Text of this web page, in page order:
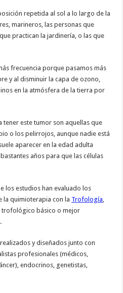
repetida al sol a lo largo de la
marineros, las personas que
practican la jardinería, o las que
frecuencia porque pasamos más
y al disminuir la capa de ozono,
en la atmósfera de la tierra por
tener este tumor son aquellas que
o los pelirrojos, aunque nadie está
aparecer en la edad adulta
años para que las células
los estudios han evaluado los
la quimioterapia con la Trofología,
trofológico básico o mejor
y diseñados junto con
profesionales (médicos,
endocrinos, genetistas,